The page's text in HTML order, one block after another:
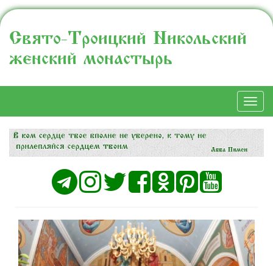
Свято-Троицкий Никольский
женский монастырь